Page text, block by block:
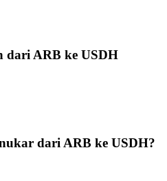
dari ARB ke USDH
dari ARB ke USDH?